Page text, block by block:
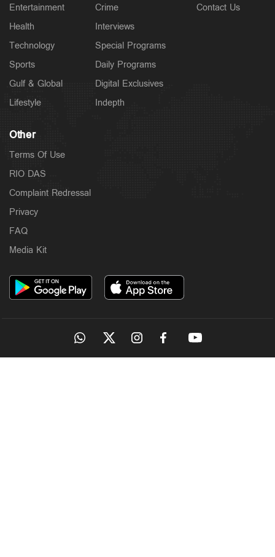
Entertainment
Health
Technology
Sports
Gulf & Global
Lifestyle
Crime
Interviews
Special Programs
Daily Programs
Digital Exclusives
Indepth
Contact Us
Other
Terms Of Use
RIO DAS
Complaint Redressal
Privacy
FAQ
Media Kit